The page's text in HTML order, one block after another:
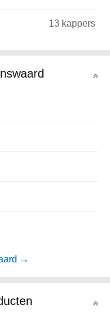
13 kappers
→